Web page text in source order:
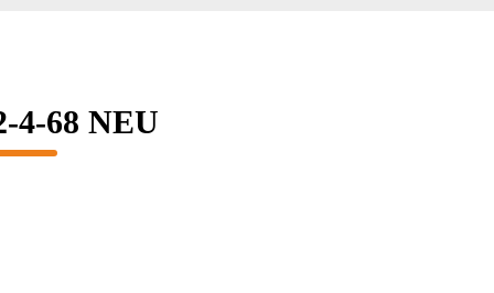
4-68 NEU